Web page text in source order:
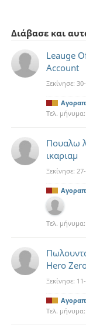
Διάβασε και
Leauge
Account
Ξεκίνησε:
Τελ. μήνυμα:
Πουαλω
ικαριαμ
Ξεκίνησε:
Τελ. μήνυμα:
Hero
Ξεκίνησε:
Τελ. μήνυμα: